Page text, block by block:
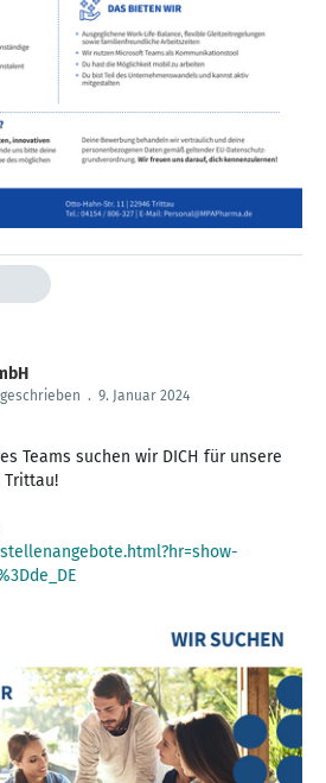
. 9. Januar 2024
Teams suchen wir DICH für unsere
Trittau!